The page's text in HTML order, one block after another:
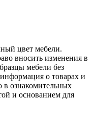
цвет мебели.
вносить изменения в
мебели без
о товарах и
в ознакомительных
и основанием для